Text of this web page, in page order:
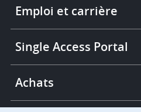
links
Emploi et carrière
Single Access Portal
Achats